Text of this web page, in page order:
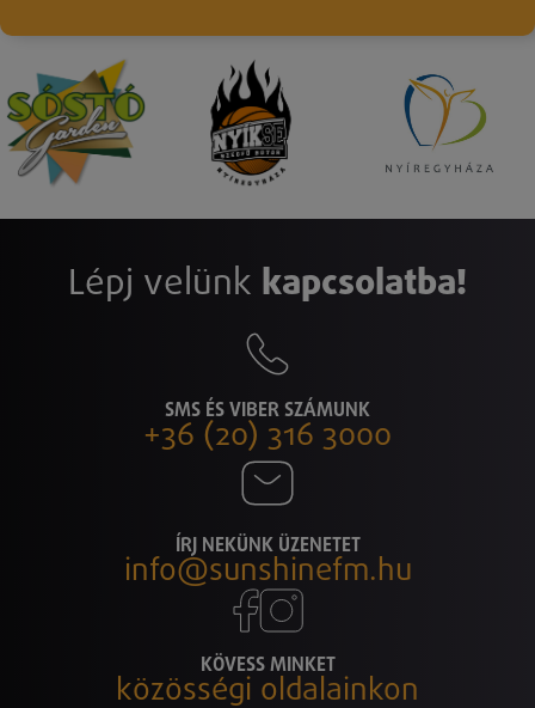
Lépj velünk kapcsolatba!
SMS ÉS VIBER SZÁMUNK
+36 (20) 316 3000
ÍRJ NEKÜNK ÜZENETET
info@sunshinefm.hu
KÖVESS MINKET
közösségi oldalainkon